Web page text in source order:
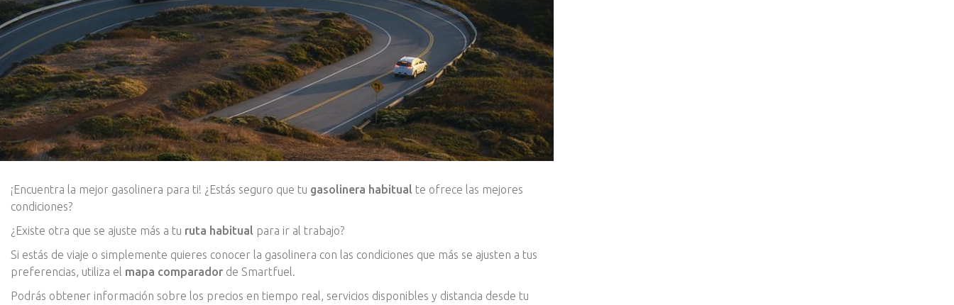
¡Encuentra la mejor gasolinera para ti! ¿Estás seguro que tu gasolinera habitual te ofrece las mejores
condiciones?
¿Existe otra que se ajuste más a tu ruta habitual para ir al trabajo?
Si estás de viaje o simplemente quieres conocer la gasolinera con las condiciones que más se ajusten a tus
preferencias, utiliza el mapa comparador de Smartfuel.
Podrás obtener información sobre los precios en tiempo real, servicios disponibles y distancia desde tu